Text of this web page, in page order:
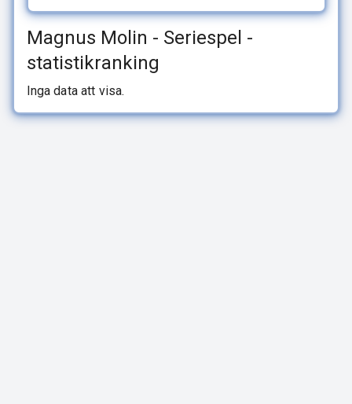
Magnus Molin - Seriespel -
statistikranking
Inga data att visa.